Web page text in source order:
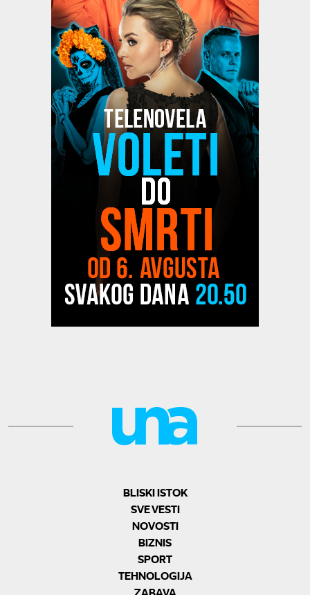
BLISKI ISTOK
SVE VESTI
NOVOSTI
BIZNIS
SPORT
TEHNOLOGIJA
ZABAVA